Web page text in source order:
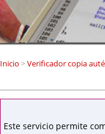
Inicio >Verificador copia
Este servicio permite